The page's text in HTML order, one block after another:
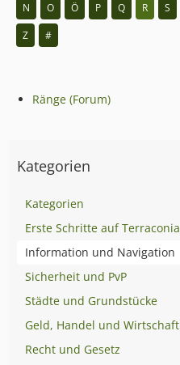
N
O Ö P Q R S
Z
#
Ränge (Forum)
Kategorien
Kategorien
Erste Schritte auf Terraconia
Information und Navigation
Sicherheit und PvP
Städte und Grundstücke
Geld, Handel und Wirtschaft
Recht und Gesetz